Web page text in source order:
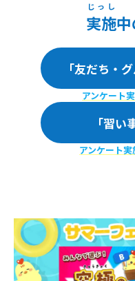
実施
じっし
「友だち・
アンケート
「習い
アンケート